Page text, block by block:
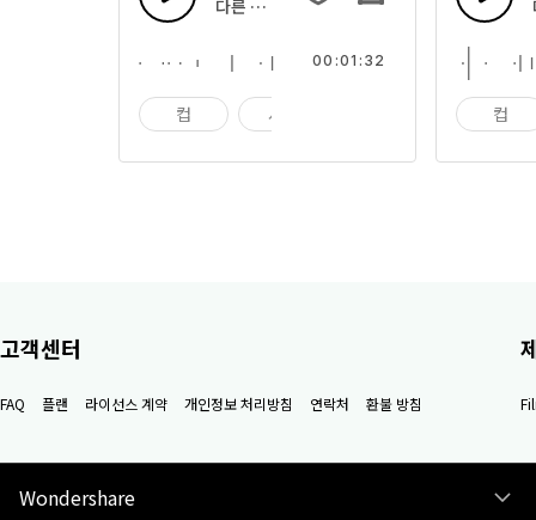
다른 음색으로 부딪히는 여러 사발의 효과음의
컵 사발
00:01:32
컵
고객센터
FAQ 플랜 라이선스 계약 개인정보 처리방침 연락처 환불 방침
Wondershare